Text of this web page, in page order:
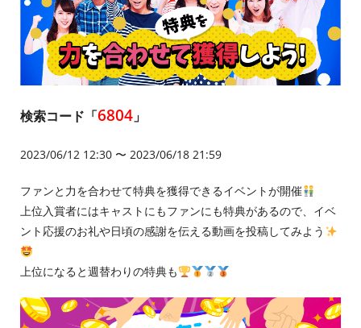
検索コード「6804 」
2023/06/12 12:30 〜 2023/06/18 21:59
ファンと力を合わせて特典を獲得できるイベントが開催
上位入賞者にはキャストにもファンにも特典があるので、イベ
ント応援のお礼や日頃の感謝を伝える動画を投稿してみよう
上位になると週替わりの特典も